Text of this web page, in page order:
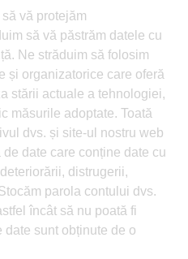
vă protejăm
să vă păstrăm datele cu
Ne străduim să folosim
și organizatorice care oferă
stării actuale a tehnologiei,
măsurile adoptate. Toată
dvs. și site-ul nostru web
date care conține date cu
distrugerii,
parola contului dvs.
încât să nu poată fi
date sunt obținute de o